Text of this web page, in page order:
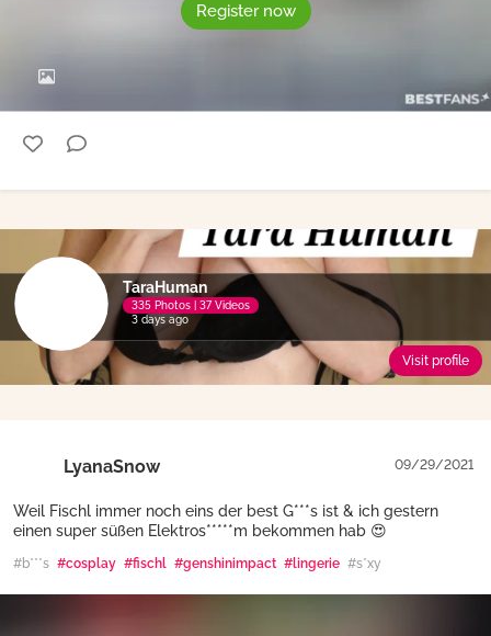
Register now
TaraHuman
335 Photos | 37 Videos
3 days ago
Visit profile
LyanaSnow 09/29/2021
Weil Fischl immer noch eins der best G***s ist & ich gestern
einen super süßen Elektros*****m bekommen hab 😍
#b***s #cosplay #fischl #genshinimpact #lingerie #s*xy